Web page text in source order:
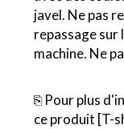
javel. Ne pas
repassage sur
machine. Ne
⎘ Pour plus
ce produit [T-